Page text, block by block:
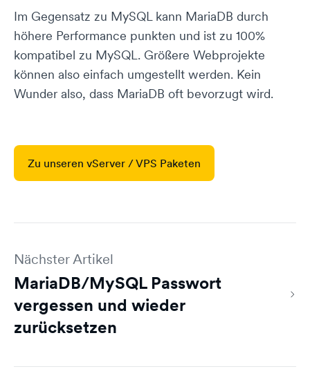
Im Gegensatz zu MySQL kann MariaDB durch
höhere Performance punkten und ist zu 100%
kompatibel zu MySQL. Größere Webprojekte
können also einfach umgestellt werden. Kein
Wunder also, dass MariaDB oft bevorzugt wird.
Zu unseren vServer / VPS Paketen
Nächster Artikel
MariaDB/MySQL Passwort
vergessen und wieder
zurücksetzen